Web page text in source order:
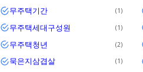
무주택기간 1
무주택세대구성원 1
무주택청년 2
묵은지삼겹살 1